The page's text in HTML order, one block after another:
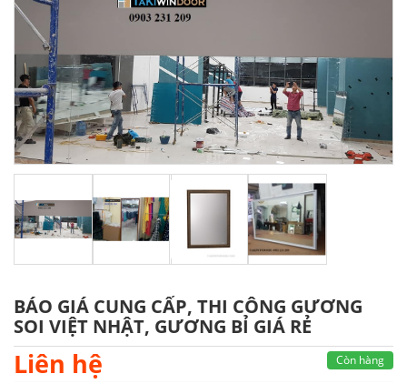
BÁO GIÁ CUNG CẤP, THI CÔNG GƯƠNG
SOI VIỆT NHẬT, GƯƠNG BỈ GIÁ RẺ
Liên hệ Còn hàng